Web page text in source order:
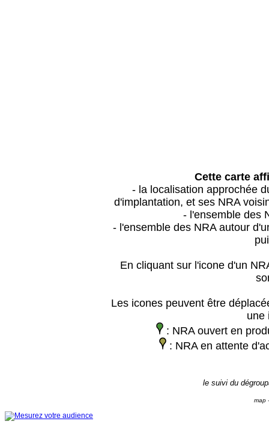
Cette carte
- la localisation approchée
d'implantation, et ses NRA
- l'ensemble des
- l'ensemble des NRA autour
En cliquant sur l'icone d'un
Les icones peuvent être
une
: NRA ouvert en
: NRA en attente
le suivi du
map